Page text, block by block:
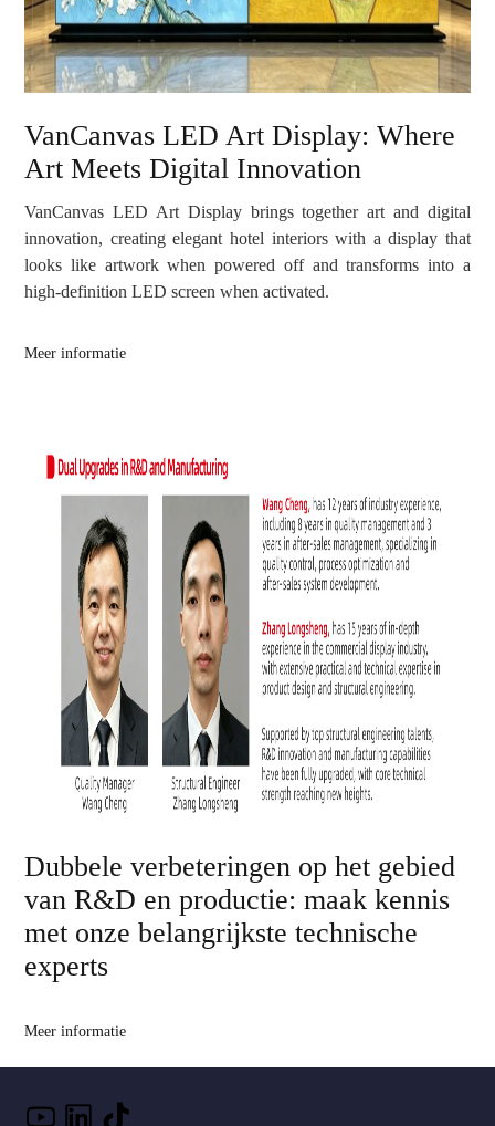
VanCanvas LED Art Display: Where
Art Meets Digital Innovation
VanCanvas LED Art Display brings together art and digital
innovation, creating elegant hotel interiors with a display that
looks like artwork when powered off and transforms into a
high-definition LED screen when activated.
Meer informatie
Dubbele verbeteringen op het gebied
van R&D en productie: maak kennis
met onze belangrijkste technische
experts
Meer informatie